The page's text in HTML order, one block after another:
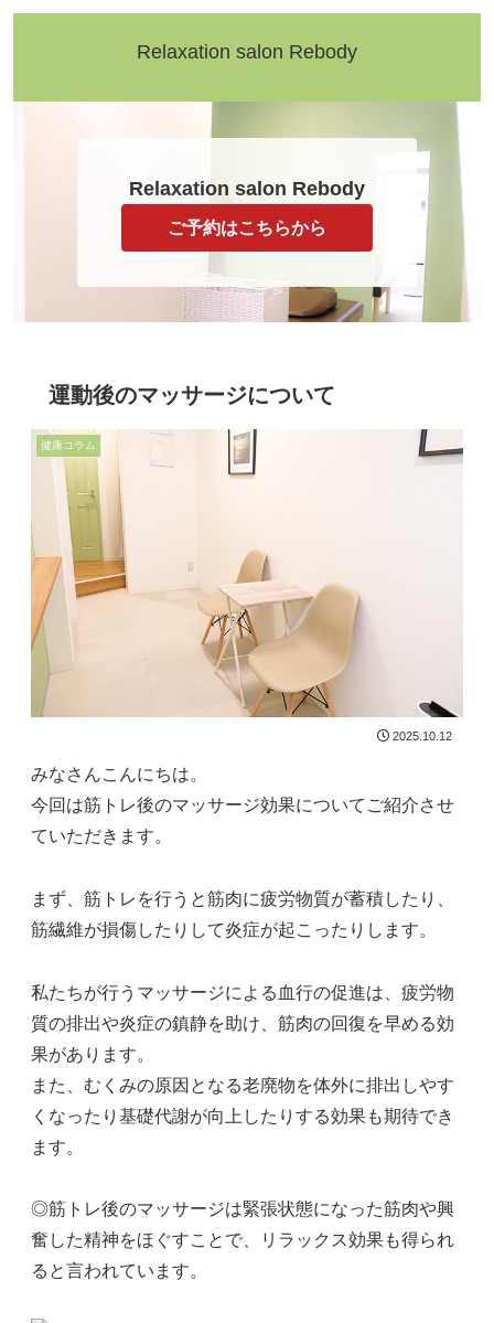
Relaxation salon Rebody
Relaxation salon Rebody
ご予約はこちらから
運動後のマッサージについて
健康コラム
2025.10.12
みなさんこんにちは。
今回は筋トレ後のマッサージ効果についてご紹介させ
ていただきます。
まず、筋トレを行うと筋肉に疲労物質が蓄積したり、
筋繊維が損傷したりして炎症が起こったりします。
私たちが行うマッサージによる血行の促進は、疲労物
質の排出や炎症の鎮静を助け、筋肉の回復を早める効
果があります。
また、むくみの原因となる老廃物を体外に排出しやす
くなったり基礎代謝が向上したりする効果も期待でき
ます。
◎筋トレ後のマッサージは緊張状態になった筋肉や興
奮した精神をほぐすことで、リラックス効果も得られ
ると言われています。